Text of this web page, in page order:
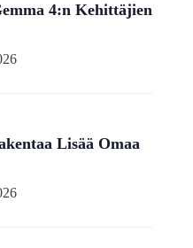
4:n Kehittäjien
Lisää Omaa